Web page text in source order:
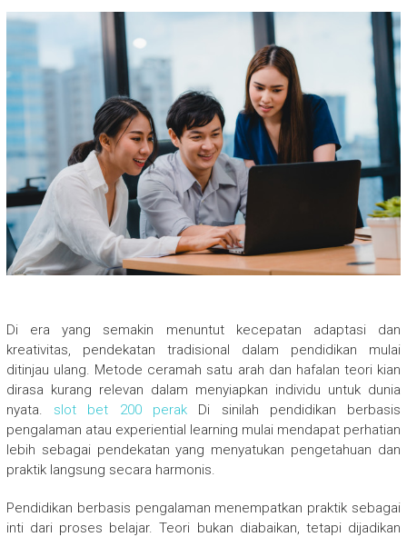
Di era yang semakin menuntut kecepatan adaptasi dan
kreativitas, pendekatan tradisional dalam pendidikan mulai
ditinjau ulang. Metode ceramah satu arah dan hafalan teori kian
dirasa kurang relevan dalam menyiapkan individu untuk dunia
nyata. slot bet 200 perak Di sinilah pendidikan berbasis
pengalaman atau experiential learning mulai mendapat perhatian
lebih sebagai pendekatan yang menyatukan pengetahuan dan
praktik langsung secara harmonis.
Pendidikan berbasis pengalaman menempatkan praktik sebagai
inti dari proses belajar. Teori bukan diabaikan, tetapi dijadikan